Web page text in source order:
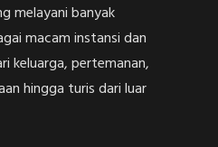
melayani banyak
macam instansi dan
keluarga, pertemanan,
hingga turis dari luar